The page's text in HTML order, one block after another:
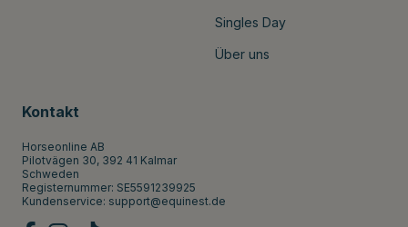
Singles Day
Über uns
Kontakt
Horseonline AB
Pilotvägen 30, 392 41 Kalmar
Schweden
Registernummer: SE5591239925
Kundenservice: support@equinest.de